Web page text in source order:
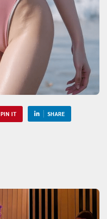
PIN IT SHARE